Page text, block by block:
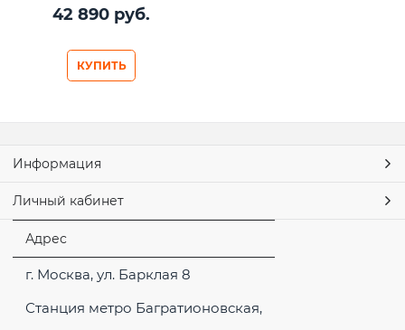
42 890 руб.
КУПИТЬ
Информация
Личный кабинет
Адрес
г. Москва, ул. Барклая 8
Станция метро Багратионовская,